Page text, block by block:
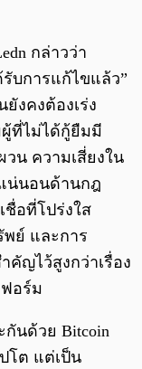
กล่าวว่า
บการแก้ไขแล้ว”
งคงต้องเร่ง
ที่ไม่ได้กู้ยืมมี
น ความเสี่ยงใน
น่นอนด้านกฎ
ชื่อที่โปร่งใส
พย์ และการ
คัญไว้สูงกว่าเรื่อง
อร์ม
นด้วย Bitcoin
โต แต่เป็น